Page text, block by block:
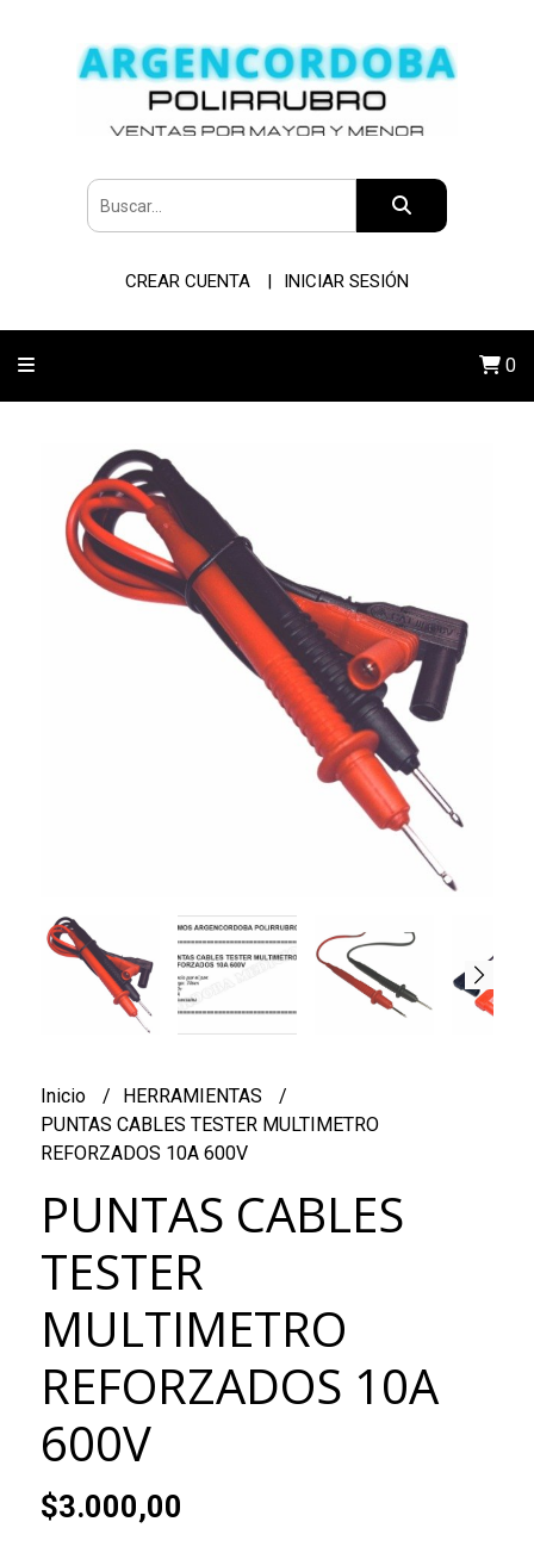
CREAR CUENTA INICIAR SESIÓN
0
Inicio
HERRAMIENTAS
PUNTAS CABLES TESTER MULTIMETRO
REFORZADOS 10A 600V
PUNTAS CABLES
TESTER
MULTIMETRO
REFORZADOS 10A
600V
$3.000,00